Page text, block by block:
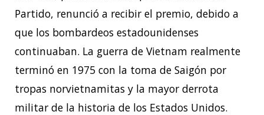
Partido, renunció a recibir el premio, debido a
que los bombardeos estadounidenses
continuaban. La guerra de Vietnam realmente
terminó en 1975 con la toma de Saigón por
tropas norvietnamitas y la mayor derrota
militar de la historia de los Estados Unidos.